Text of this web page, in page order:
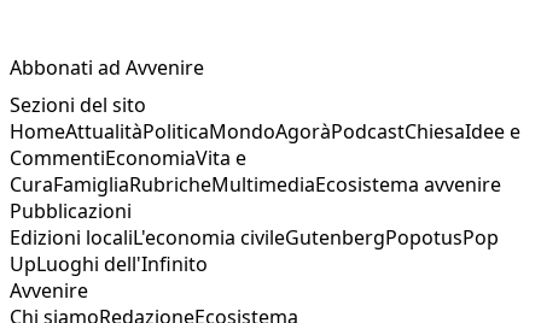
Abbonati ad Avvenire
Sezioni del sito
HomeAttualitàPoliticaMondoAgoràPodcastChiesaIdee e
CommentiEconomiaVita e
CuraFamigliaRubricheMultimediaEcosistema avvenire
Pubblicazioni
Edizioni localiL'economia civileGutenbergPopotusPop
UpLuoghi dell'Infinito
Avvenire
Chi siamoRedazioneEcosistema